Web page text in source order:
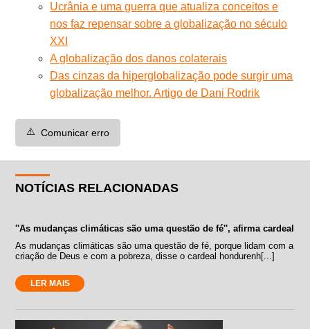
Ucrânia e uma guerra que atualiza conceitos e
nos faz repensar sobre a globalização no século
XXI
A globalização dos danos colaterais
Das cinzas da hiperglobalização pode surgir uma
globalização melhor. Artigo de Dani Rodrik
⚠️ Comunicar erro
NOTÍCIAS RELACIONADAS
''As mudanças climáticas são uma questão de fé'', afirma cardeal
As mudanças climáticas são uma questão de fé, porque lidam com a
criação de Deus e com a pobreza, disse o cardeal hondurenh[...]
LER MAIS